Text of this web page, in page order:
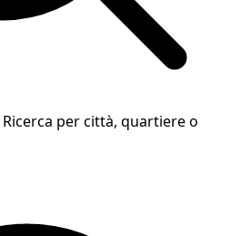
Ricerca per città, quartiere o